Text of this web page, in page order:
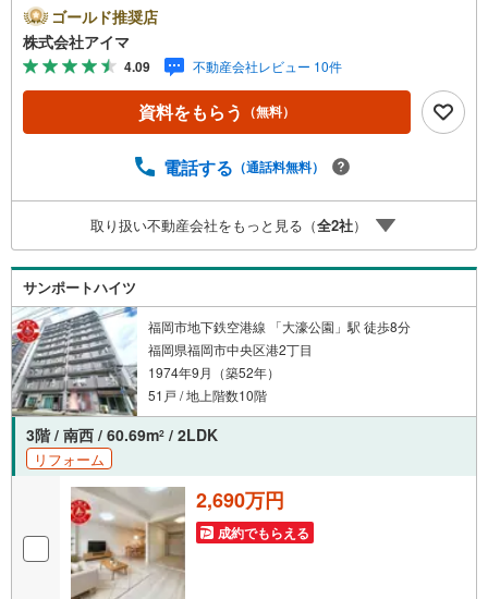
米。LDKは12帖以上。■リフォーム内装はリフォーム済みで
す。■住戸の条件南向きのお住まいです。風がよく通りま
す。■防犯・セキュリティエントランスはオートロック。共
用部に防犯カメラを設置。■ペットについてペットの飼育は
ご相談ください（管理規約によります）■共用部・暮らしエ
レベーターあり。■キッチン・水まわり食器洗乾燥機・3口
ます。■アイマのサポートアイマは福岡のマンション・新築
関と提携/最長50年の返済プランもご用意平日も夜間もご見
学OK/ご自宅・最寄り駅まで送迎無料/オンライン相談OK
「見るだけ」「ローン相談だけ」でも歓迎します他社でロ
ーンが難しいと言われた方、転職後で審査にご不安の方も
ご相談ください
ゴールド推奨店
株式会社アイマ
4.09 不動産会社レビュー 10件
資料をもらう （無料）
電話する （通話料無料）
取り扱い不動産会社をもっと見る（全2社）
サンポートハイツ
福岡市地下鉄空港線 「大濠公園」駅 徒歩8分
福岡県福岡市中央区港2丁目
1974年9月（築52年）
51戸 / 地上階数10階
3階 / 南西 / 60.69m2 / 2LDK
リフォーム
2,690万円
成約でもらえる